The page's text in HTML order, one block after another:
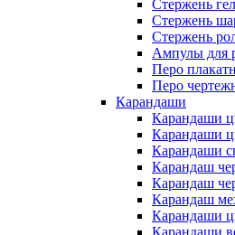
Стержень
Стержень
Стержень
Ампулы для
Перо
Перо
Карандаши
Карандаши
Карандаши
Карандаши
Карандаш
Карандаш
Карандаш
Карандаши
Карандаши